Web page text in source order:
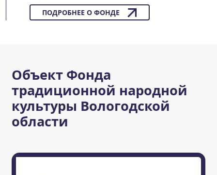
ПОДРОБНЕЕ О ФОНДЕ
Объект Фонда
традиционной народной
культуры Вологодской
области